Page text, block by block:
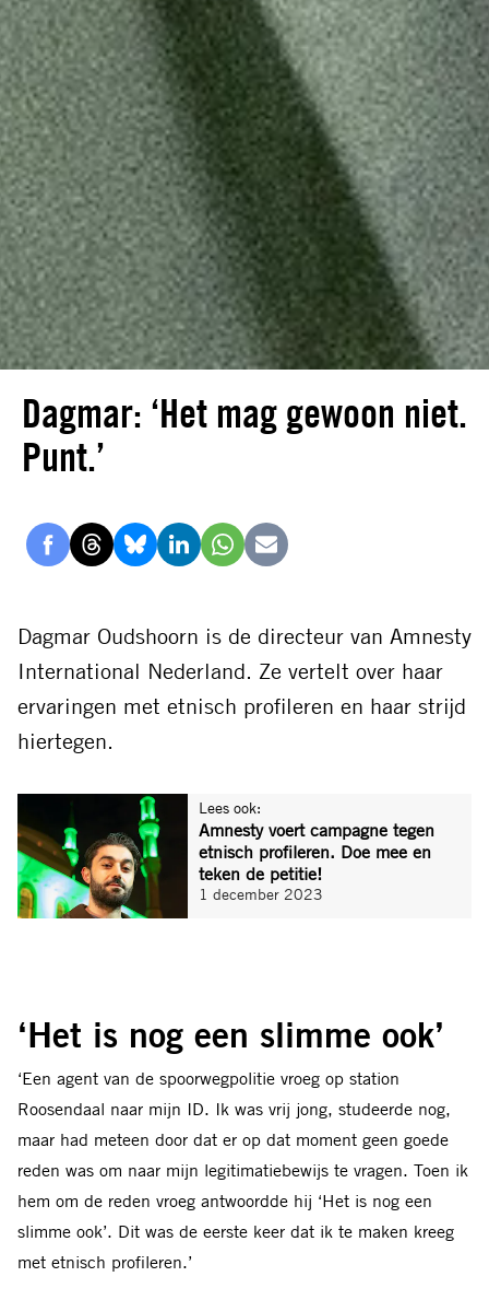
DelenDelenDelenDelenDelenDelen
mail
Dagmar: ‘Het mag gewoon niet.
Punt.’
Dagmar Oudshoorn is de directeur van Amnesty
International Nederland. Ze vertelt over haar
ervaringen met etnisch profileren en haar strijd
hiertegen.
Lees ook:
Amnesty voert campagne tegen
etnisch profileren. Doe mee en
teken de petitie!
1 december 2023
‘Het is nog een slimme ook’
‘Een agent van de spoorwegpolitie vroeg op station
Roosendaal naar mijn ID. Ik was vrij jong, studeerde nog,
maar had meteen door dat er op dat moment geen goede
reden was om naar mijn legitimatiebewijs te vragen. Toen ik
hem om de reden vroeg antwoordde hij ‘Het is nog een
slimme ook’. Dit was de eerste keer dat ik te maken kreeg
met etnisch profileren.’